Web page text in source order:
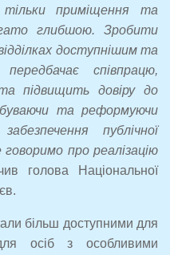
приміщення та
глибшою. Зробити
доступнішим та
співпрацю,
підвищить довіру до
та реформуючи
публічної
говоримо про реалізацію
голова Національної
більш доступними для
осіб з особливими